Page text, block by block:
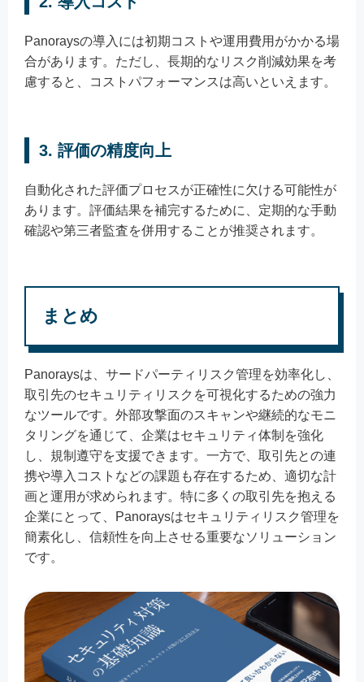
Panoraysの導入には初期コストや運用費用がかかる場
合があります。ただし、長期的なリスク削減効果を考
慮すると、コストパフォーマンスは高いといえます。
3. 評価の精度向上
自動化された評価プロセスが正確性に欠ける可能性が
あります。評価結果を補完するために、定期的な手動
確認や第三者監査を併用することが推奨されます。
まとめ
Panoraysは、サードパーティリスク管理を効率化し、
取引先のセキュリティリスクを可視化するための強力
なツールです。外部攻撃面のスキャンや継続的なモニ
タリングを通じて、企業はセキュリティ体制を強化
し、規制遵守を支援できます。一方で、取引先との連
携や導入コストなどの課題も存在するため、適切な計
画と運用が求められます。特に多くの取引先を抱える
企業にとって、Panoraysはセキュリティリスク管理を
簡素化し、信頼性を向上させる重要なソリューション
です。